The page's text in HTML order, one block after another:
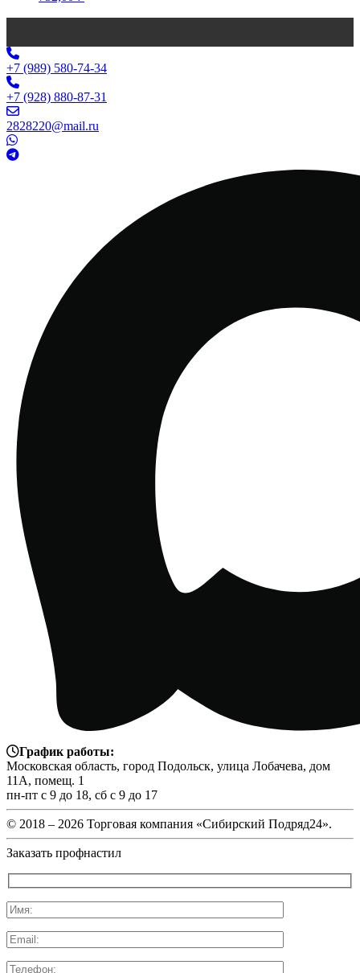
+7 (989) 580-74-34
+7 (928) 880-87-31
2828220@mail.ru
График работы:
Московская область, город Подольск, улица Лобачева, дом
11А, помещ. 1
пн-пт с 9 до 18, сб с 9 до 17
© 2018 – 2026 Торговая компания «Сибирский Подряд24».
Заказать профнастил